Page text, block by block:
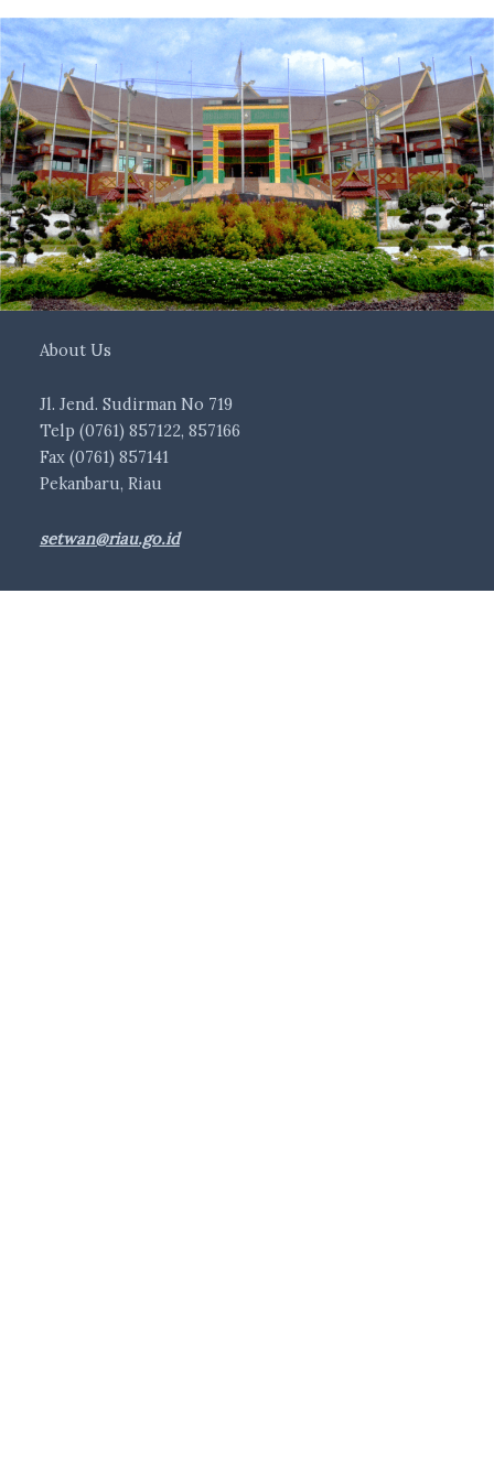
About Us
Jl. Jend. Sudirman No 719
Telp (0761) 857122, 857166
Fax (0761) 857141
Pekanbaru, Riau
setwan@riau.go.id